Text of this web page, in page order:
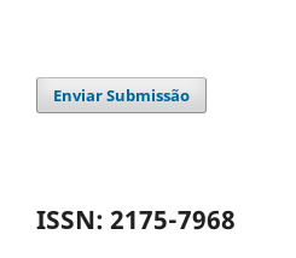
Enviar Submissão
ISSN: 2175-7968